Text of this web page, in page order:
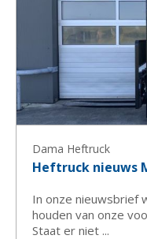
Dama Heftruck
Heftruck nieuws
In onze nieuwsbrief
houden van onze
Staat er niet ...